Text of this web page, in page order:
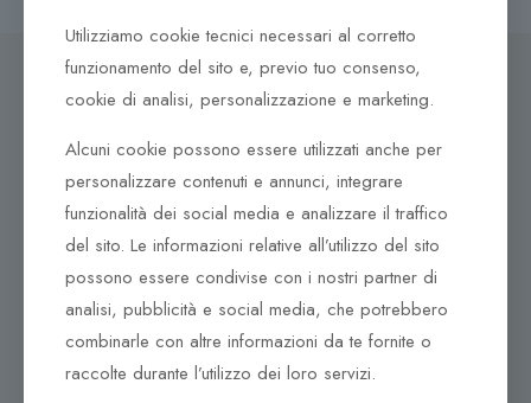
Dove ci puoi trovare
Corso Italia, 161
Tel. +39 0932 683156
97100 Ragusa RG
Corso Vittorio Emanuele 79/A
Tel. +39 0933 942394
95042 Grammichele CT
Utilizziamo cookie tecnici necessari al corretto
funzionamento del sito e, previo tuo consenso,
cookie di analisi, personalizzazione e marketing.
Alcuni cookie possono essere utilizzati anche per
personalizzare contenuti e annunci, integrare
funzionalità dei social media e analizzare il traffico
del sito. Le informazioni relative all’utilizzo del sito
possono essere condivise con i nostri partner di
analisi, pubblicità e social media, che potrebbero
combinarle con altre informazioni da te fornite o
raccolte durante l’utilizzo dei loro servizi.